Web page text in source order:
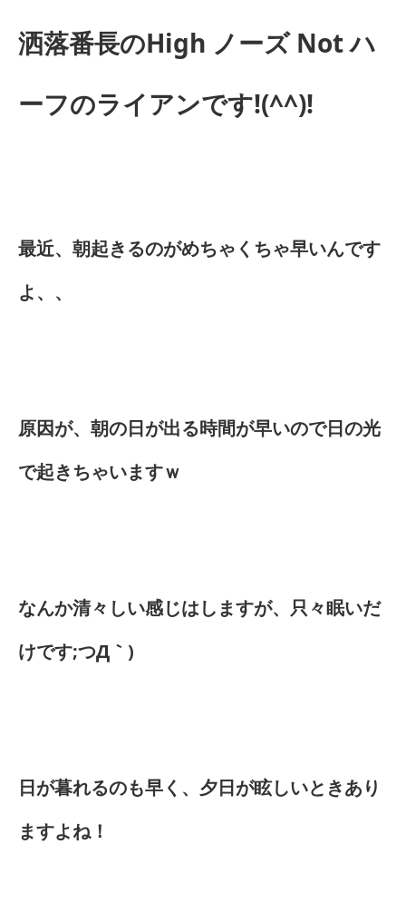
洒落番長のHigh ノーズ Not ハ
ーフのライアンです!(^^)!
最近、朝起きるのがめちゃくちゃ早いんです
よ、、
原因が、朝の日が出る時間が早いので日の光
で起きちゃいますｗ
なんか清々しい感じはしますが、只々眠いだ
けです;つД｀)
日が暮れるのも早く、夕日が眩しいときあり
ますよね！